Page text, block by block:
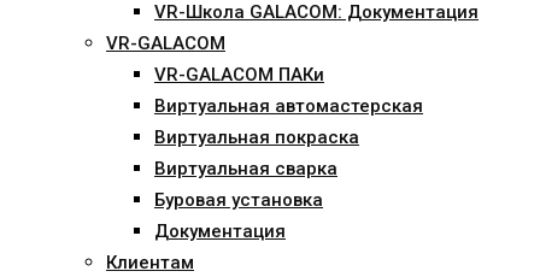
VR-Школа GALACOM: Документация
VR-GALACOM
VR-GALACOM ПАКи
Виртуальная автомастерская
Виртуальная покраска
Виртуальная сварка
Буровая установка
Документация
Клиентам